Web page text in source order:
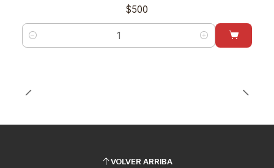
$500
Cantidad
VOLVER ARRIBA